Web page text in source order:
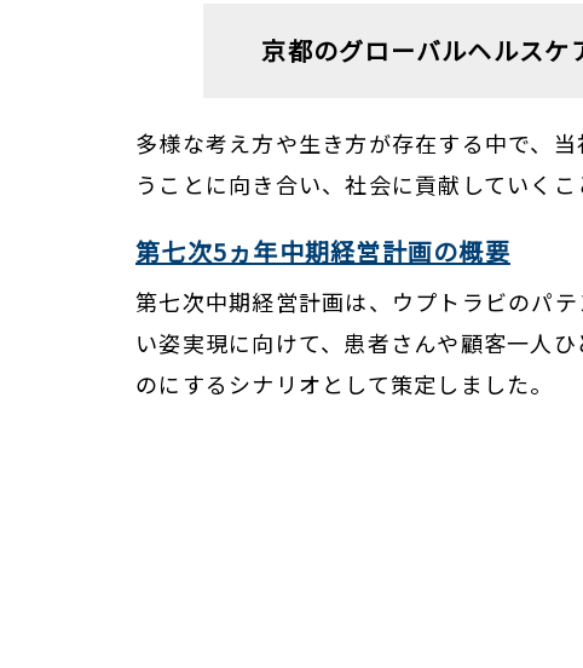
京都のグローバルヘルスケ
多様な考え方や生き方が存在する中で、
うことに向き合い、社会に貢献していくこ
第七次5ヵ年中期経営計画の概要
第七次中期経営計画は、ウプトラビのパ
い姿実現に向けて、患者さんや顧客一人
のにするシナリオとして策定しました。